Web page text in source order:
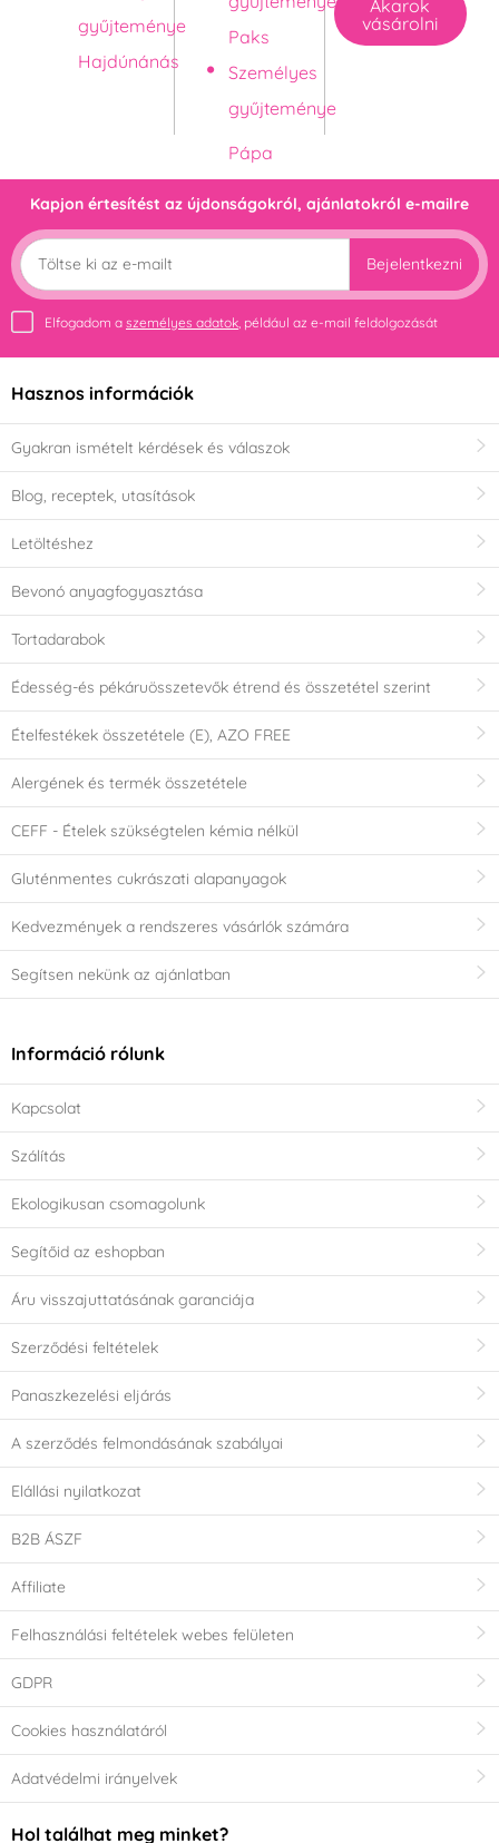
gyűjteménye
Hajdúnánás
Paks
Személyes
gyűjteménye
Akarok
vásárolni
Kapjon értesítést az újdonságokról, ajánlatokról e-mailre
Bejelentkezni
Elfogadom a személyes adatok , például az e-mail feldolgozását
Hasznos információk
Gyakran ismételt kérdések és válaszok
Blog, receptek, utasítások
Letöltéshez
Bevonó anyagfogyasztása
Tortadarabok
Édesség-és pékáruösszetevők étrend és összetétel szerint
Ételfestékek összetétele (E), AZO FREE
Alergének és termék összetétele
CEFF - Ételek szükségtelen kémia nélkül
Gluténmentes cukrászati alapanyagok
Kedvezmények a rendszeres vásárlók számára
Segítsen nekünk az ajánlatban
Információ rólunk
Kapcsolat
Szálítás
Ekologikusan csomagolunk
Segítőid az eshopban
Áru visszajuttatásának garanciája
Szerződési feltételek
Panaszkezelési eljárás
A szerződés felmondásának szabályai
Elállási nyilatkozat
B2B ÁSZF
Affiliate
Felhasználási feltételek webes felületen
GDPR
Cookies használatáról
Adatvédelmi irányelvek
Hol találhat meg minket?